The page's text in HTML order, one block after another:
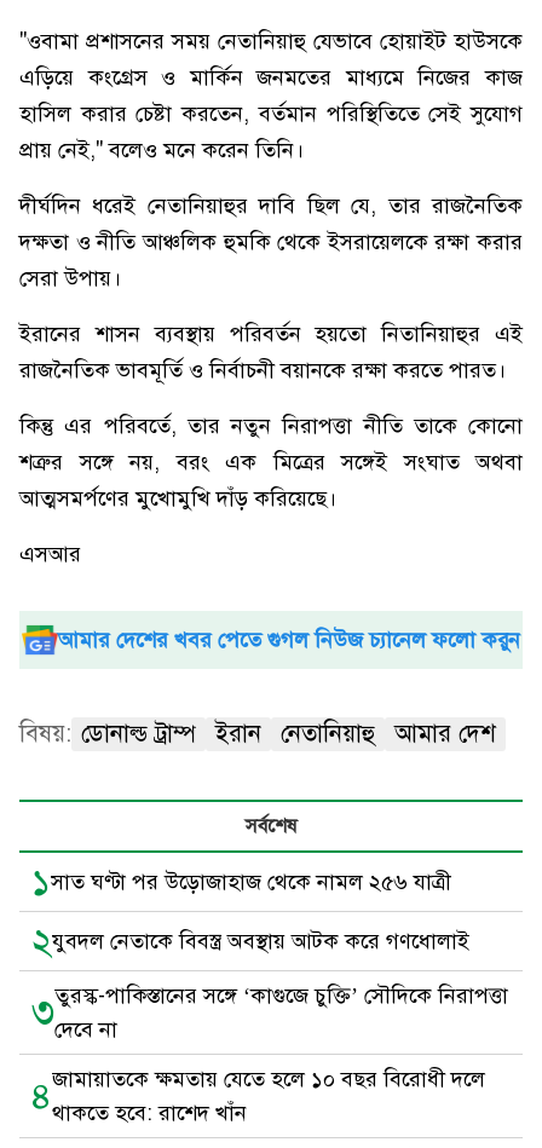
"ওবামা প্রশাসনের সময় নেতানিয়াহু যেভাবে হোয়াইট হাউসকে
এড়িয়ে কংগ্রেস ও মার্কিন জনমতের মাধ্যমে নিজের কাজ
হাসিল করার চেষ্টা করতেন, বর্তমান পরিস্থিতিতে সেই সুযোগ
প্রায় নেই," বলেও মনে করেন তিনি।
দীর্ঘদিন ধরেই নেতানিয়াহুর দাবি ছিল যে, তার রাজনৈতিক
দক্ষতা ও নীতি আঞ্চলিক হুমকি থেকে ইসরায়েলকে রক্ষা করার
সেরা উপায়।
ইরানের শাসন ব্যবস্থায় পরিবর্তন হয়তো নিতানিয়াহুর এই
রাজনৈতিক ভাবমূর্তি ও নির্বাচনী বয়ানকে রক্ষা করতে পারত।
কিন্তু এর পরিবর্তে, তার নতুন নিরাপত্তা নীতি তাকে কোনো
শত্রুর সঙ্গে নয়, বরং এক মিত্রের সঙ্গেই সংঘাত অথবা
আত্মসমর্পণের মুখোমুখি দাঁড় করিয়েছে।
এসআর
আমার দেশের খবর পেতে গুগল নিউজ চ্যানেল ফলো করুন
বিষয়: ডোনাল্ড ট্রাম্প ইরান নেতানিয়াহু আমার দেশ
সর্বশেষ
১সাত ঘণ্টা পর উড়োজাহাজ থেকে নামল ২৫৬ যাত্রী
২যুবদল নেতাকে বিবস্ত্র অবস্থায় আটক করে গণধোলাই
৩তুরস্ক-পাকিস্তানের সঙ্গে ‘কাগুজে চুক্তি’ সৌদিকে নিরাপত্তা
দেবে না
৪জামায়াতকে ক্ষমতায় যেতে হলে ১০ বছর বিরোধী দলে
থাকতে হবে: রাশেদ খাঁন